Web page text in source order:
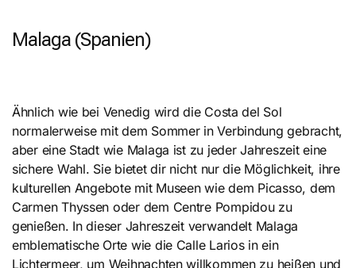
Malaga (Spanien)
Ähnlich wie bei Venedig wird die Costa del Sol
normalerweise mit dem Sommer in Verbindung gebracht,
aber eine Stadt wie Malaga ist zu jeder Jahreszeit eine
sichere Wahl. Sie bietet dir nicht nur die Möglichkeit, ihre
kulturellen Angebote mit Museen wie dem Picasso, dem
Carmen Thyssen oder dem Centre Pompidou zu
genießen. In dieser Jahreszeit verwandelt Malaga
emblematische Orte wie die Calle Larios in ein
Lichtermeer, um Weihnachten willkommen zu heißen und